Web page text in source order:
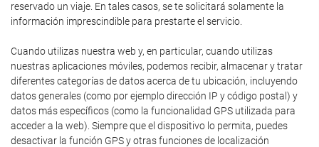
reservado un viaje. En tales casos, se te solicitará solamente la
información imprescindible para prestarte el servicio.
Cuando utilizas nuestra web y, en particular, cuando utilizas
nuestras aplicaciones móviles, podemos recibir, almacenar y tratar
diferentes categorías de datos acerca de tu ubicación, incluyendo
datos generales (como por ejemplo dirección IP y código postal) y
datos más específicos (como la funcionalidad GPS utilizada para
acceder a la web). Siempre que el dispositivo lo permita, puedes
desactivar la función GPS y otras funciones de localización